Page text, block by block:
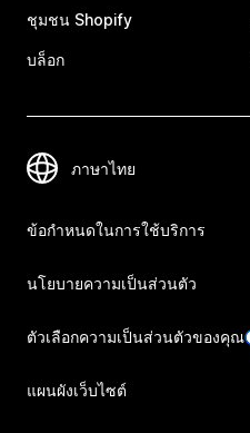
ชุมชน Shopify
บล็อก
ข้อกำหนดในการใช้บริการ
นโยบายความเป็นส่วนตัว
ตัวเลือกความเป็นส่วนตัวของคุณ
แผนผังเว็บไซต์